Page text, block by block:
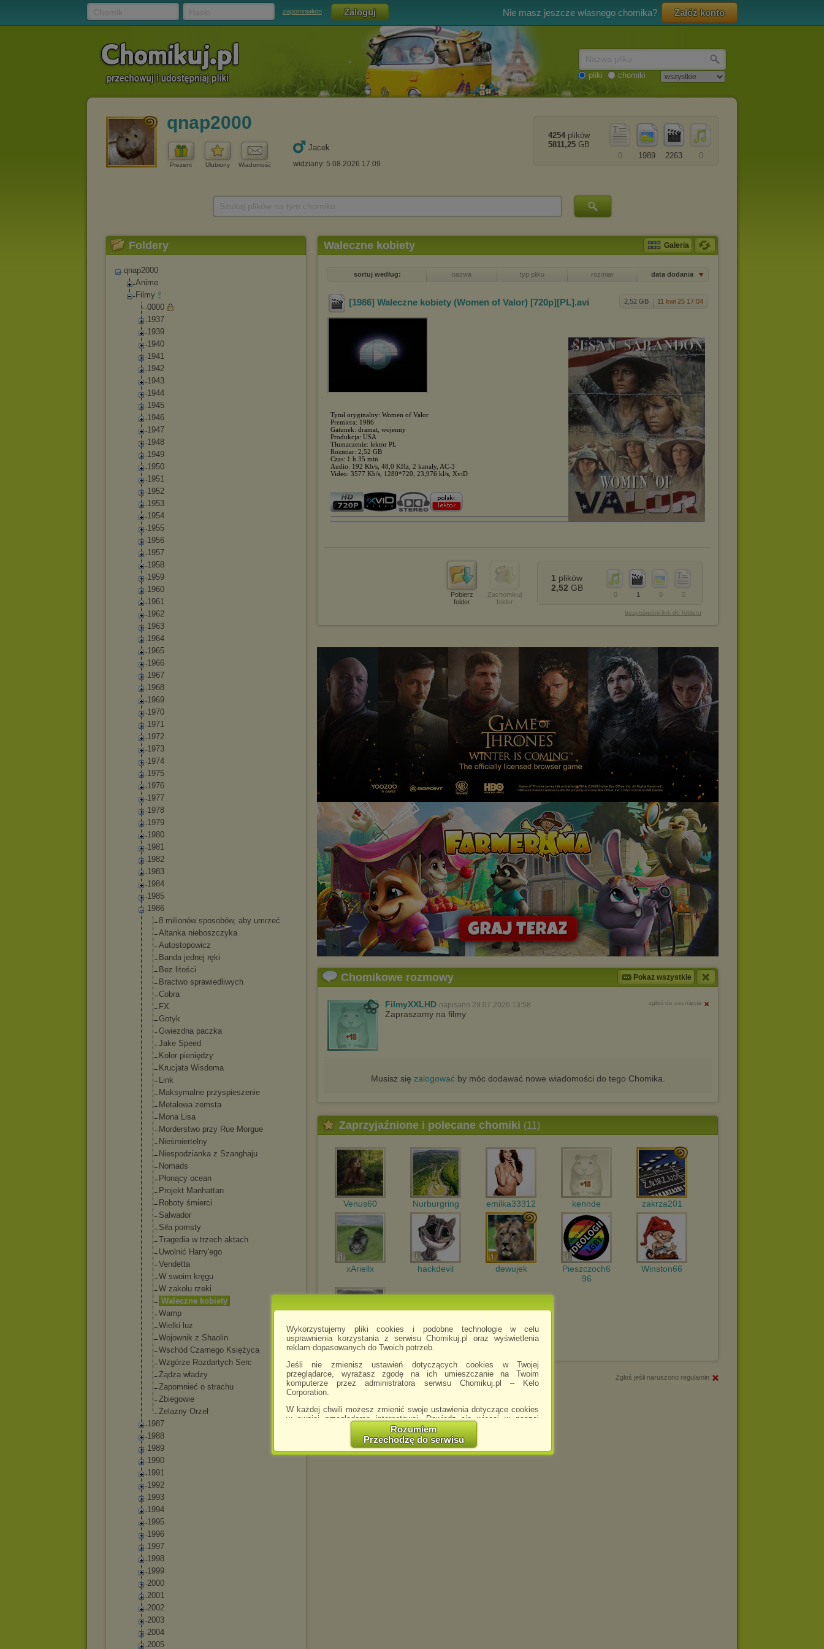
Wykorzystujemy pliki cookies i podobne technologie w celu
usprawnienia korzystania z serwisu Chomikuj.pl oraz wyświetlenia
reklam dopasowanych do Twoich potrzeb.
Jeśli nie zmienisz ustawień dotyczących cookies w Twojej
przeglądarce, wyrażasz zgodę na ich umieszczanie na Twoim
komputerze przez administratora serwisu Chomikuj.pl – Kelo
Corporation.
W każdej chwili możesz zmienić swoje ustawienia dotyczące cookies
w swojej przeglądarce internetowej. Dowiedz się więcej w naszej
http://chomikuj.pl/PolitykaPrywatnosci.aspx
Jednocześnie informujemy że zmiana ustawień przeglądarki może
spowodować ograniczenie korzystania ze strony Chomikuj.pl.
Rozumiem
Przechodzę do serwisu
zapomniałem Nie masz jeszcze własnego chomika? Załóż konto
pliki chomiki
qnap2000
Prezent Ulubiony Wiadomość
Jacek
widziany: 5.08.2026 17:09
0
2263
1989
0
4254 plików
5811,25 GB
Foldery
qnap2000
Anime
Filmy
0000
1937
1939
1940
1941
1942
1943
1944
1945
1946
1947
1948
1949
1950
1951
1952
1953
1954
1955
1956
1957
1958
1959
1960
1961
1962
1963
1964
1965
1966
1967
1968
1969
1970
1971
1972
1973
1974
1975
1976
1977
1978
1979
1980
1981
1982
1983
1984
1985
1986
8 milionów sposobów, aby umrzeć
Altanka nieboszczyka
Autostopowicz
Banda jednej ręki
Bez litości
Bractwo sprawiedliwych
Cobra
FX
Gotyk
Gwiezdna paczka
Jake Speed
Kolor pieniędzy
Krucjata Wisdoma
Link
Maksymalne przyspieszenie
Metalowa zemsta
Mona Lisa
Morderstwo przy Rue Morgue
Nieśmiertel ny
Niespodzianka z Szanghaju
Nomads
Płonący ocean
Projekt Manhattan
Roboty śmierci
Salwador
Siła pomsty
Tragedia w trzech aktach
Uwolnić Harry'ego
Vendetta
W swoim kręgu
W zakolu rzeki
Waleczne kobiety
Wamp
Wielki luz
Wojownik z Shaolin
Wschód Czarnego Księżyca
Wzgórze Rozdartych Serc
Żądza władzy
Zapomnieć o strachu
Zbiegowie
Żelazny Orzeł
1987
1988
1989
1990
1991
1992
1993
1994
1995
1996
1997
1998
1999
2000
2001
2002
2003
2004
2005
Waleczne kobiety Galeria
sortuj według: nazwa typ pliku rozmiar data dodania
2,52 GB 11 kwi 25 17:04
[1986] Waleczne kobiety (Women of Valor) [720p][PL] .avi
Tytuł oryginalny: Women of Valor
Premiera: 1986
Gatunek: dramat, wojenny
Produkcja: USA
Tłumaczenie: lektor PL
Rozmiar: 2,52 GB
Czas: 1 h 35 min
Audio: 192 Kb/s, 48,0 KHz, 2 kanały, AC-3
Video: 3577 Kb/s, 1280*720, 23,976 kl/s, XviD
Pobierz
folder
Zachomikuj
folder
0
0
1
0
1 plików
2,52 GB
bezpośredni link do folderu
Chomikowe rozmowy Pokaż wszystkie
FilmyXXLHD napisano 29.07.2026 13:58 zgłoś do usunięcia
Zapraszamy na filmy
Musisz się zalogowaćby móc dodawać nowe wiadomości do tego Chomika.
Zaprzyjaźnione i polecane chomiki (11)
Venus60 Nurburgring emilka33312 kennde zakrza201
xAriellx hackdevil dewujek
Pieszczoch6
96
Winston66
JozikStalin
Zgłoś jeśli naruszono regulamin